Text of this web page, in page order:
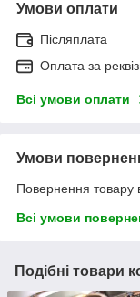
Умови оплати
Післяплата
Оплата за
Всі умови оплати
Умови
Повернення товару
Всі умови
Подібні товари